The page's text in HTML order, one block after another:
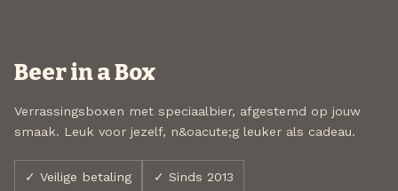
Beer in a Box
Verrassingsboxen met speciaalbier, afgestemd op jouw
smaak. Leuk voor jezelf, n&oacute;g leuker als cadeau.
✓ Veilige betaling ✓ Sinds 2013